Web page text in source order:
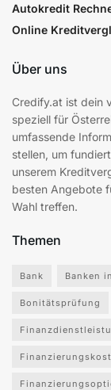
Autokredit
Online
Über uns
Credify.at ist dein
speziell für
umfassende
stellen, um
unserem
besten Angebote
Wahl treffen.
Themen
Bank Banken
Bonitätsprüfung